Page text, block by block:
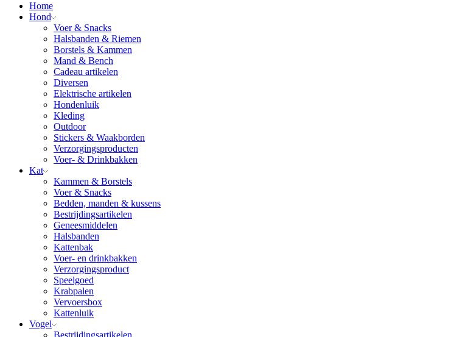
Home
Hond
Voer & Snacks
Halsbanden & Riemen
Borstels & Kammen
Mand & Bench
Cadeau artikelen
Diversen
Elektrische artikelen
Hondenluik
Kleding
Outdoor
Stickers & Waakborden
Verzorgingsproducten
Voer- & Drinkbakken
Kat
Kammen & Borstels
Voer & Snacks
Bedden, manden & kussens
Bestrijdingsartikelen
Geneesmiddelen
Halsbanden
Kattenbak
Voer- en drinkbakken
Verzorgingsproduct
Speelgoed
Krabpalen
Vervoersbox
Kattenluik
Vogel